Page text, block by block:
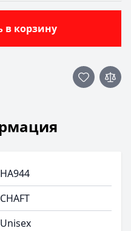
в корзину
HA944
CHAFT
Unisex